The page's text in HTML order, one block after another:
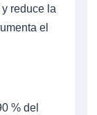
reduce la
el
% del